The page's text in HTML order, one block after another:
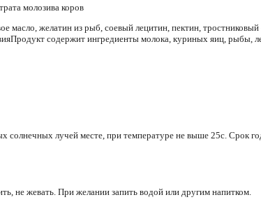
молозива коров
масло, желатин из рыб, соевый лецитин, пектин, тростниковый
содержит ингредиенты молока, куриных яиц, рыбы,
лучей месте, при температуре не выше 25с. Срок
не жевать. При желании запить водой или другим напитком.